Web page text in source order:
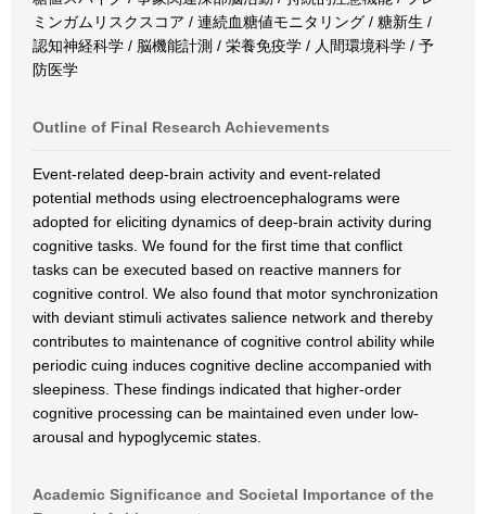
ミンガムリスクスコア / 連続血糖値モニタリング / 糖新生 /
認知神経科学 / 脳機能計測 / 栄養免疫学 / 人間環境科学 / 予
防医学
Outline of Final Research Achievements
Event-related deep-brain activity and event-related
potential methods using electroencephalograms were
adopted for eliciting dynamics of deep-brain activity during
cognitive tasks. We found for the first time that conflict
tasks can be executed based on reactive manners for
cognitive control. We also found that motor synchronization
with deviant stimuli activates salience network and thereby
contributes to maintenance of cognitive control ability while
periodic cuing induces cognitive decline accompanied with
sleepiness. These findings indicated that higher-order
cognitive processing can be maintained even under low-
arousal and hypoglycemic states.
Academic Significance and Societal Importance of the